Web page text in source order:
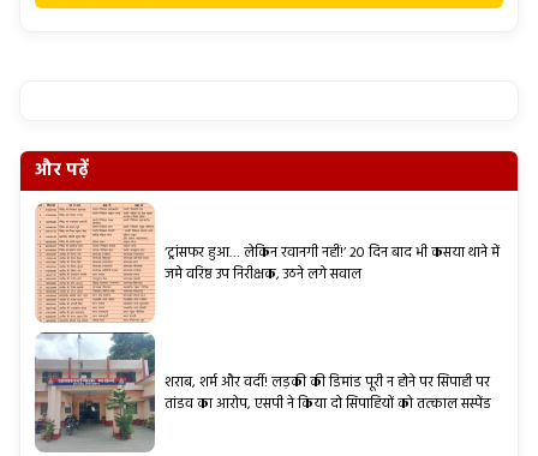
और पढ़ें
‘ट्रांसफर हुआ… लेकिन रवानगी नहीं!’ 20 दिन बाद भी कसया थाने में
जमे वरिष्ठ उप निरीक्षक, उठने लगे सवाल
शराब, शर्म और वर्दी! लड़की की डिमांड पूरी न होने पर सिपाही पर
तांडव का आरोप, एसपी ने किया दो सिपाहियों को तत्काल सस्पेंड